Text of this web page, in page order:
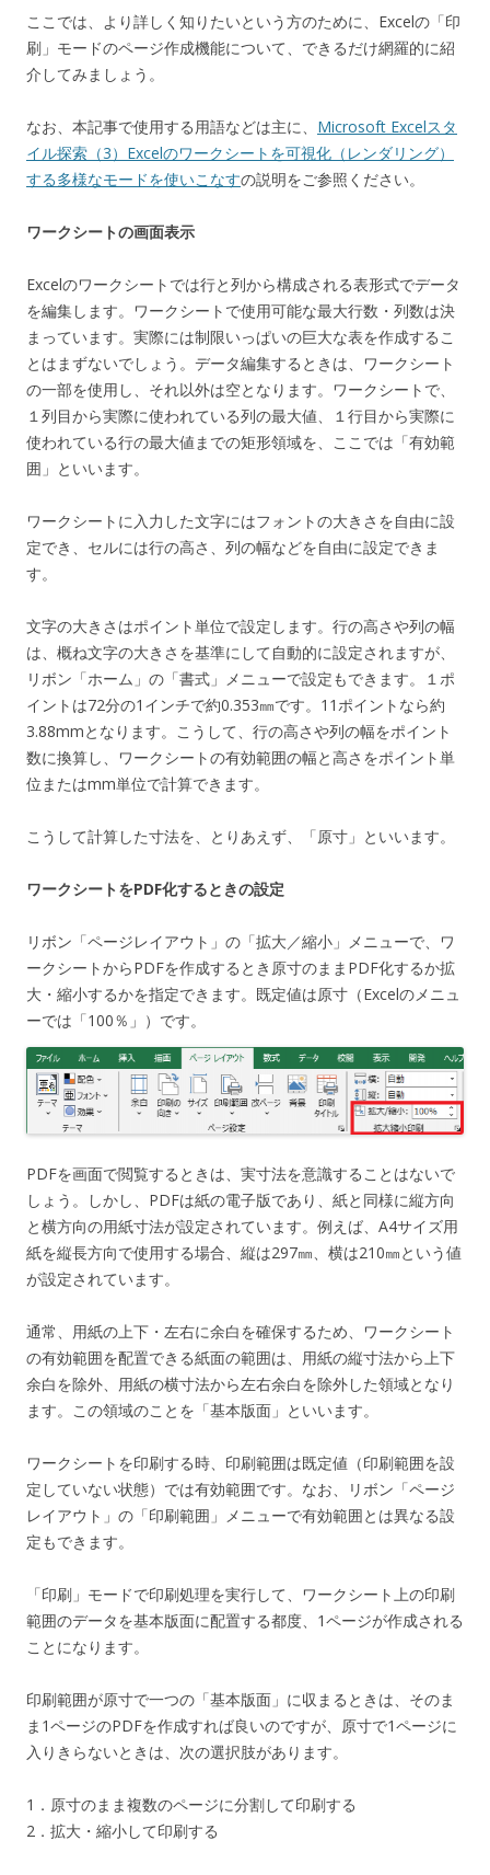
ここでは、より詳しく知りたいという方のために、Excelの「印
刷」モードのページ作成機能について、できるだけ網羅的に紹
介してみましょう。
なお、本記事で使用する用語などは主に、 Microsoft Excelスタ
イル探索（3）Excelのワークシートを可視化（レンダリング）
する多様なモードを使いこなすの説明をご参照ください。
ワークシートの画面表示
Excelのワークシートでは行と列から構成される表形式でデータ
を編集します。ワークシートで使用可能な最大行数・列数は決
まっています。実際には制限いっぱいの巨大な表を作成するこ
とはまずないでしょう。データ編集するときは、ワークシート
の一部を使用し、それ以外は空となります。ワークシートで、
１列目から実際に使われている列の最大値、１行目から実際に
使われている行の最大値までの矩形領域を、ここでは「有効範
囲」といいます。
ワークシートに入力した文字にはフォントの大きさを自由に設
定でき、セルには行の高さ、列の幅などを自由に設定できま
す。
文字の大きさはポイント単位で設定します。行の高さや列の幅
は、概ね文字の大きさを基準にして自動的に設定されますが、
リボン「ホーム」の「書式」メニューで設定もできます。１ポ
イントは72分の1インチで約0.353㎜です。11ポイントなら約
3.88mmとなります。こうして、行の高さや列の幅をポイント
数に換算し、ワークシートの有効範囲の幅と高さをポイント単
位またはmm単位で計算できます。
こうして計算した寸法を、とりあえず、「原寸」といいます。
ワークシートをPDF化するときの設定
リボン「ページレイアウト」の「拡大／縮小」メニューで、ワ
ークシートからPDFを作成するとき原寸のままPDF化するか拡
大・縮小するかを指定できます。既定値は原寸（Excelのメニュ
ーでは「100％」）です。
PDFを画面で閲覧するときは、実寸法を意識することはないで
しょう。しかし、PDFは紙の電子版であり、紙と同様に縦方向
と横方向の用紙寸法が設定されています。例えば、A4サイズ用
紙を縦長方向で使用する場合、縦は297㎜、横は210㎜という値
が設定されています。
通常、用紙の上下・左右に余白を確保するため、ワークシート
の有効範囲を配置できる紙面の範囲は、用紙の縦寸法から上下
余白を除外、用紙の横寸法から左右余白を除外した領域となり
ます。この領域のことを「基本版面」といいます。
ワークシートを印刷する時、印刷範囲は既定値（印刷範囲を設
定していない状態）では有効範囲です。なお、リボン「ページ
レイアウト」の「印刷範囲」メニューで有効範囲とは異なる設
定もできます。
「印刷」モードで印刷処理を実行して、ワークシート上の印刷
範囲のデータを基本版面に配置する都度、1ページが作成される
ことになります。
印刷範囲が原寸で一つの「基本版面」に収まるときは、そのま
ま1ページのPDFを作成すれば良いのですが、原寸で1ページに
入りきらないときは、次の選択肢があります。
1．原寸のまま複数のページに分割して印刷する
2．拡大・縮小して印刷する